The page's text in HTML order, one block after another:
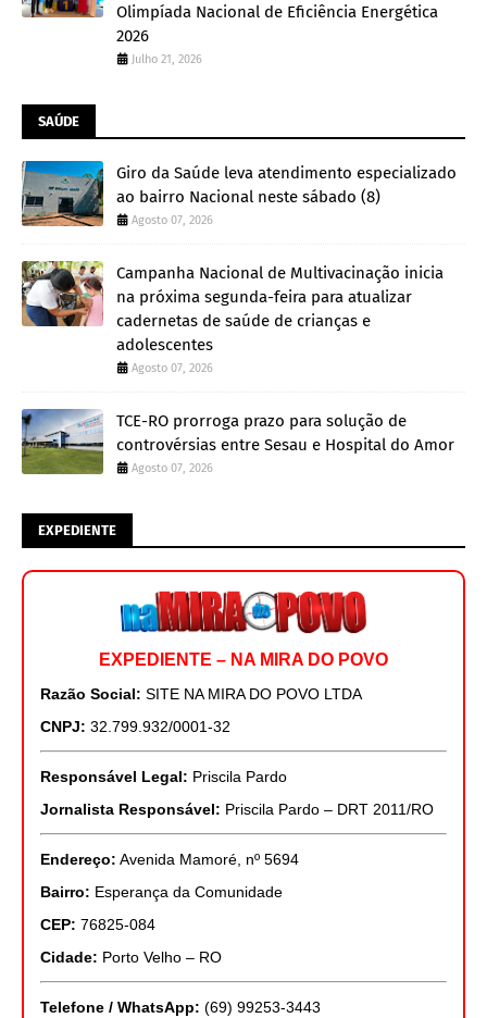
Olimpíada Nacional de Eficiência Energética
2026
Julho 21, 2026
SAÚDE
Giro da Saúde leva atendimento especializado
ao bairro Nacional neste sábado (8)
Agosto 07, 2026
Campanha Nacional de Multivacinação inicia
na próxima segunda-feira para atualizar
cadernetas de saúde de crianças e
adolescentes
Agosto 07, 2026
TCE-RO prorroga prazo para solução de
controvérsias entre Sesau e Hospital do Amor
Agosto 07, 2026
EXPEDIENTE
EXPEDIENTE – NA MIRA DO POVO
Razão Social: SITE NA MIRA DO POVO LTDA
CNPJ: 32.799.932/0001-32
Responsável Legal: Priscila Pardo
Jornalista Responsável: Priscila Pardo – DRT 2011/RO
Endereço: Avenida Mamoré, nº 5694
Bairro: Esperança da Comunidade
CEP: 76825-084
Cidade: Porto Velho – RO
Telefone / WhatsApp: (69) 99253-3443